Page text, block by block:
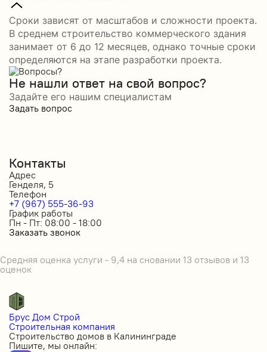
Сроки зависят от масштабов и сложности проекта.
В среднем строительство коммерческого здания
занимает от 6 до 12 месяцев, однако точные сроки
определяются на этапе разработки проекта.
Не нашли ответ на свой вопрос?
Задайте его нашим специалистам
Задать вопрос
Контакты
Адрес
Генделя, 5
Телефон
+7 (967) 555-36-93
График работы
Пн - Пт: 08:00 - 18:00
Заказать звонок
Средняя оценка услуги - 9,4 на сновании 13 отзывов и 13
оценок
Брус Дом Строй
Строительная компания
Строительство домов в Калининграде
Пишите, мы онлайн: